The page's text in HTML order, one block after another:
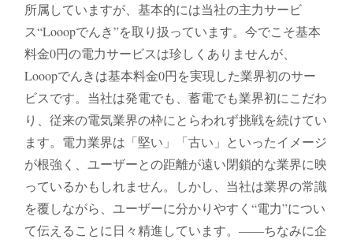
所属していますが、基本的には当社の主力サービ
ス“Looopでんき”を取り扱っています。今でこそ基本
料金0円の電力サービスは珍しくありませんが、
Looopでんきは基本料金0円を実現した業界初のサー
ビスです。当社は発電でも、蓄電でも業界初にこだわ
り、従来の電気業界の枠にとらわれず挑戦を続けてい
ます。電力業界は「堅い」「古い」といったイメージ
が根強く、ユーザーとの距離が遠い閉鎖的な業界に映
っているかもしれません。しかし、当社は業界の常識
を覆しながら、ユーザーに分かりやすく“電力”につい
て伝えることに日々精進しています。――ちなみに企